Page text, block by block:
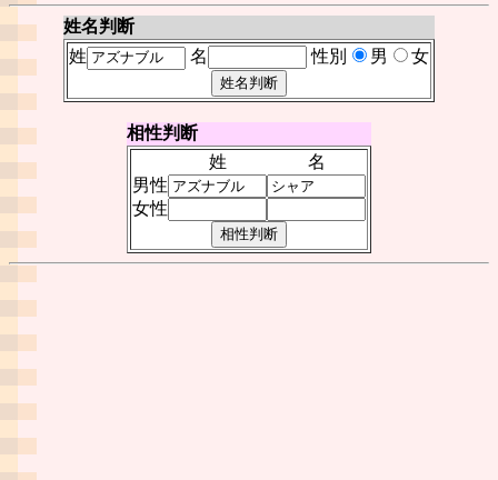
姓名判断
姓
名 性別 男 女
相性判断
姓
名
男性
女性